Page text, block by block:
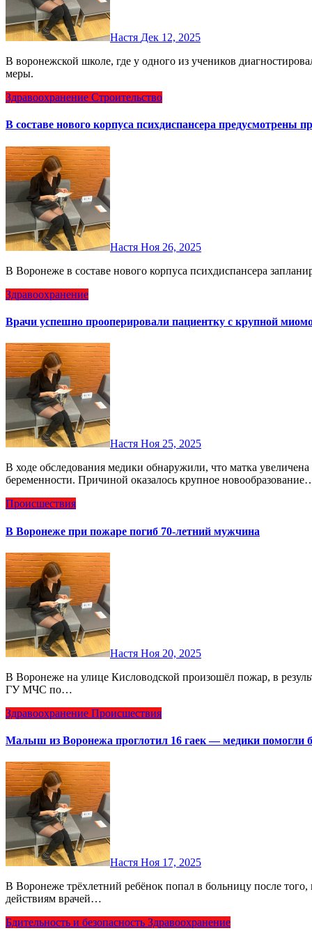
Настя Дек 12, 2025
В воронежской школе, где у одного из учеников диагностировали гепатит А, введены усиленные профилактические
меры.
Здравоохранение Строительство
В составе нового корпуса психдиспансера предусмотрены
Настя Ноя 26, 2025
В Воронеже в составе нового корпуса психдиспансера
Здравоохранение
Врачи успешно прооперировали пациентку с крупной
Настя Ноя 25, 2025
В ходе обследования медики обнаружили, что матка увеличена до размеров, характерных для 11–12 недель
беременности. Причиной оказалось крупное
Происшествия
В Воронеже при пожаре погиб 70‑летний мужчина
Настя Ноя 20, 2025
В Воронеже на улице Кисловодской произошёл пожар, в результате которого погиб 70‑летний мужчина. По данным
ГУ МЧС по…
Здравоохранение Происшествия
Малыш из Воронежа проглотил 16 гаек — медики помогли
Настя Ноя 17, 2025
В Воронеже трёхлетний ребёнок попал в больницу после того, как проглотил сразу 16 гаек. Благодаря грамотным
действиям врачей…
Бдительность и безопасность Здравоохранение